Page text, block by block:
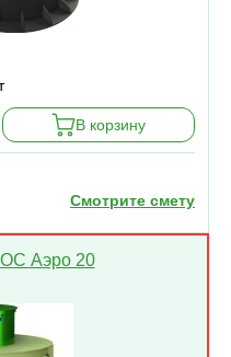
В корзину
Смотрите смету
Аэро 20